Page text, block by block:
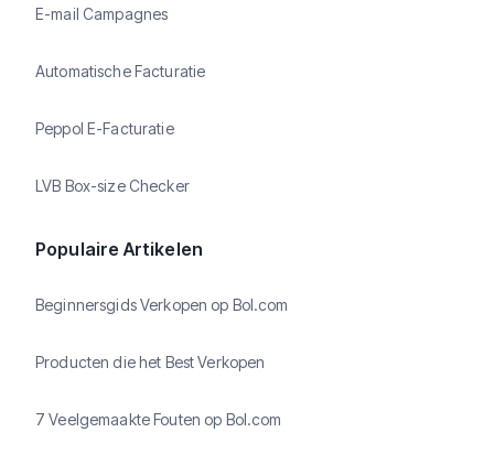
E-mail Campagnes
Automatische Facturatie
Peppol E-Facturatie
LVB Box-size Checker
Populaire Artikelen
Beginnersgids Verkopen op Bol.com
Producten die het Best Verkopen
7 Veelgemaakte Fouten op Bol.com